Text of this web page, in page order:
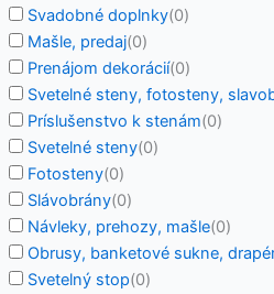
Svadobné doplnky(0)
Mašle, predaj(0)
Prenájom dekorácií(0)
Svetelné steny, fotosteny,
Príslušenstvo k stenám(0)
Svetelné steny(0)
Fotosteny(0)
Slávobrány(0)
Návleky, prehozy, mašle(0)
Obrusy, banketové sukne,
Svetelný stop(0)